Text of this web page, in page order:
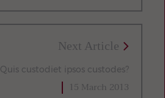
Next Article
Quis custodiet ipsos custodes?
15 March 2013